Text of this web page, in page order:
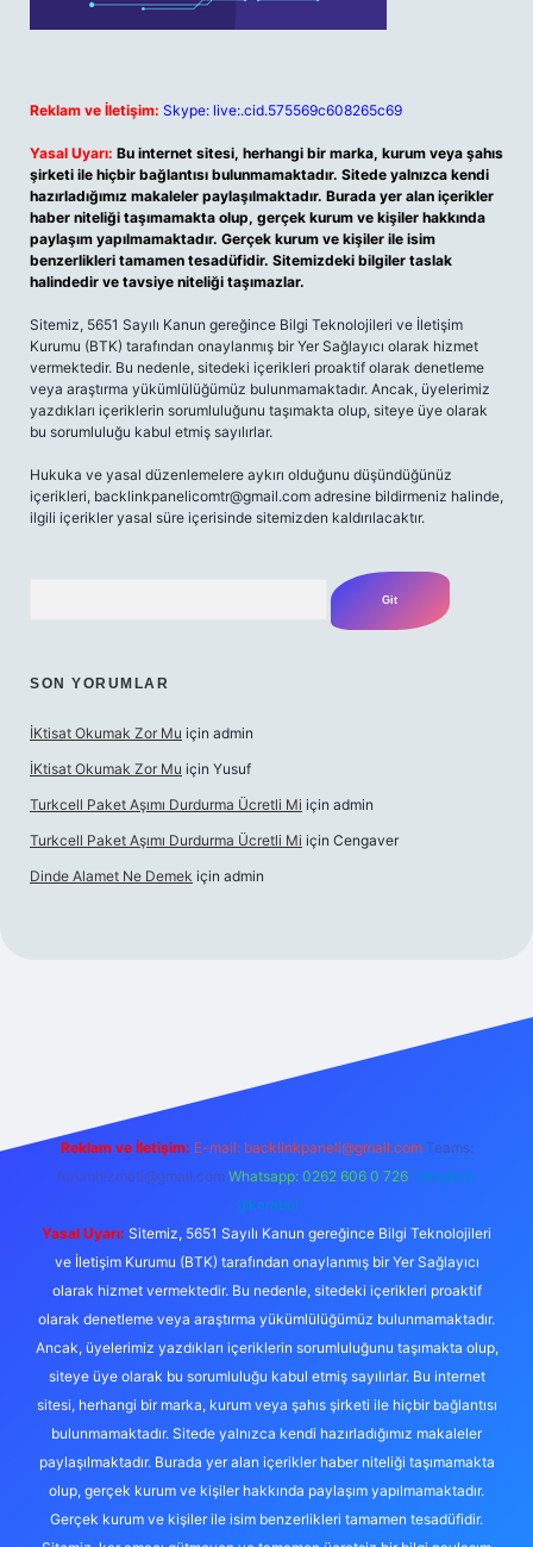
Reklam ve İletişim: Skype: live:.cid.575569c608265c69
Yasal Uyarı: Bu internet sitesi, herhangi bir marka, kurum veya şahıs
şirketi ile hiçbir bağlantısı bulunmamaktadır. Sitede yalnızca kendi
hazırladığımız makaleler paylaşılmaktadır. Burada yer alan içerikler
haber niteliği taşımamakta olup, gerçek kurum ve kişiler hakkında
paylaşım yapılmamaktadır. Gerçek kurum ve kişiler ile isim
benzerlikleri tamamen tesadüfidir. Sitemizdeki bilgiler taslak
halindedir ve tavsiye niteliği taşımazlar.
Sitemiz, 5651 Sayılı Kanun gereğince Bilgi Teknolojileri ve İletişim
Kurumu (BTK) tarafından onaylanmış bir Yer Sağlayıcı olarak hizmet
vermektedir. Bu nedenle, sitedeki içerikleri proaktif olarak denetleme
veya araştırma yükümlülüğümüz bulunmamaktadır. Ancak, üyelerimiz
yazdıkları içeriklerin sorumluluğunu taşımakta olup, siteye üye olarak
bu sorumluluğu kabul etmiş sayılırlar.
Hukuka ve yasal düzenlemelere aykırı olduğunu düşündüğünüz
içerikleri, backlinkpanelicomtr@gmail.com adresine bildirmeniz halinde,
ilgili içerikler yasal süre içerisinde sitemizden kaldırılacaktır.
SON YORUMLAR
İKtisat Okumak Zor Mu için admin
İKtisat Okumak Zor Mu için Yusuf
Turkcell Paket Aşımı Durdurma Ücretli Mi için admin
Turkcell Paket Aşımı Durdurma Ücretli Mi için Cengaver
Dinde Alamet Ne Demek için admin
Reklam ve İletişim: E-mail: backlinkpaneli@gmail.com Teams:
forumhizmeti@gmail.com Whatsapp: 0262 606 0 726 Telegram:
@karabul
Yasal Uyarı: Sitemiz, 5651 Sayılı Kanun gereğince Bilgi Teknolojileri
ve İletişim Kurumu (BTK) tarafından onaylanmış bir Yer Sağlayıcı
olarak hizmet vermektedir. Bu nedenle, sitedeki içerikleri proaktif
olarak denetleme veya araştırma yükümlülüğümüz bulunmamaktadır.
Ancak, üyelerimiz yazdıkları içeriklerin sorumluluğunu taşımakta olup,
siteye üye olarak bu sorumluluğu kabul etmiş sayılırlar. Bu internet
sitesi, herhangi bir marka, kurum veya şahıs şirketi ile hiçbir bağlantısı
bulunmamaktadır. Sitede yalnızca kendi hazırladığımız makaleler
paylaşılmaktadır. Burada yer alan içerikler haber niteliği taşımamakta
olup, gerçek kurum ve kişiler hakkında paylaşım yapılmamaktadır.
Gerçek kurum ve kişiler ile isim benzerlikleri tamamen tesadüfidir.